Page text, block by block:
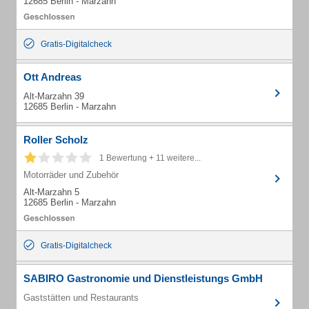
Gratis-Digitalcheck
Ott Andreas
Alt-Marzahn 39
12685 Berlin - Marzahn
Roller Scholz
1 Bewertung + 11 weitere...
Motorräder und Zubehör
Alt-Marzahn 5
12685 Berlin - Marzahn
Gratis-Digitalcheck
SABIRO Gastronomie und Dienstleistungs GmbH
Gaststätten und Restaurants